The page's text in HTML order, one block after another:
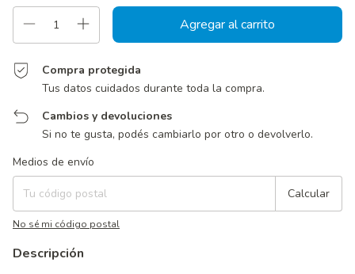
Compra protegida
Tus datos cuidados durante toda la compra.
Cambios y devoluciones
Si no te gusta, podés cambiarlo por otro o devolverlo.
Entregas para el CP:
Medios de envío
Calcular
No sé mi código postal
Descripción